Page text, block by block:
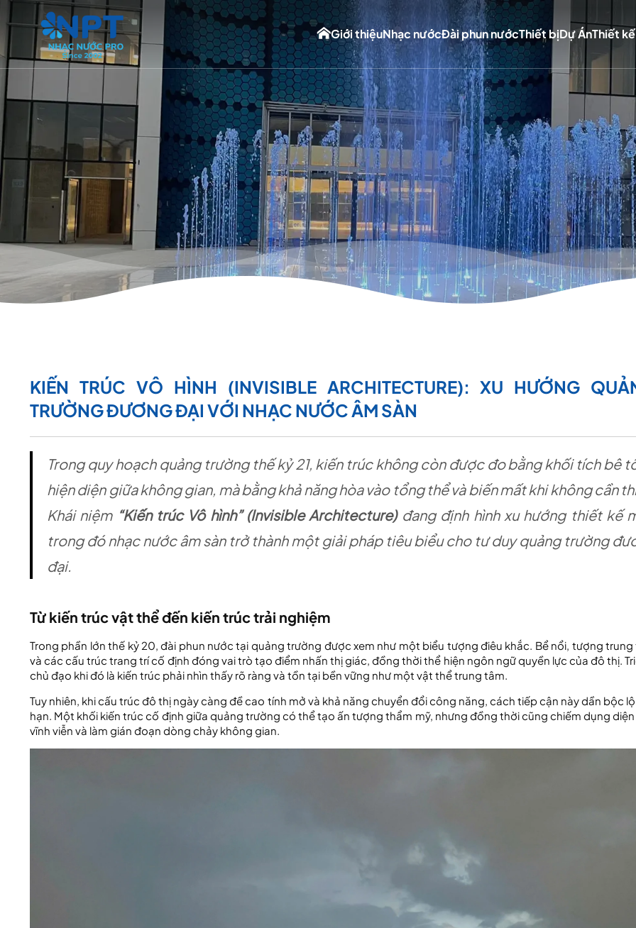
Giới thiệuNhạc nướcĐài phun nướcThiết bịDự ÁnThiết
KIẾN TRÚC VÔ HÌNH (INVISIBLE ARCHITECTURE): XU HƯỚNG
TRƯỜNG ĐƯƠNG ĐẠI VỚI NHẠC NƯỚC ÂM SÀN
Trong quy hoạch quảng trường thế kỷ 21, kiến trúc không còn được đo bằng khối tích bê
hiện diện giữa không gian, mà bằng khả năng hòa vào tổng thể và biến mất khi không cần
Khái niệm “Kiến trúc Vô hình” (Invisible Architecture)đang định hình xu hướng thiết kế
trong đó nhạc nước âm sàn trở thành một giải pháp tiêu biểu cho tư duy quảng trường
đại.
Từ kiến trúc vật thể đến kiến trúc trải nghiệm
Trong phần lớn thế kỷ 20, đài phun nước tại quảng trường được xem như một biểu tượng điêu khắc. Bể nổi, tượng
và các cấu trúc trang trí cố định đóng vai trò tạo điểm nhấn thị giác, đồng thời thể hiện ngôn ngữ quyền lực của đô thị.
chủ đạo khi đó là kiến trúc phải nhìn thấy rõ ràng và tồn tại bền vững như một vật thể trung tâm.
Tuy nhiên, khi cấu trúc đô thị ngày càng đề cao tính mở và khả năng chuyển đổi công năng, cách tiếp cận này dần bộc
hạn. Một khối kiến trúc cố định giữa quảng trường có thể tạo ấn tượng thẩm mỹ, nhưng đồng thời cũng chiếm dụng
vĩnh viễn và làm gián đoạn dòng chảy không gian.